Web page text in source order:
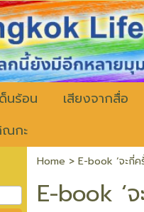
นร้อน เสียงจากสื่อ
กะ
Home > E-book ‘จะกี่ค
E-book ‘